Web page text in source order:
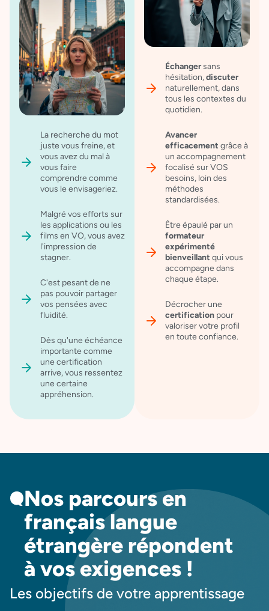
La recherche du mot
juste vous freine, et
vous avez du mal à
vous faire
comprendre comme
vous le envisageriez.
Malgré vos efforts sur
les applications ou les
films en VO, vous avez
l'impression de
stagner.
C'est pesant de ne
pas pouvoir partager
vos pensées avec
fluidité.
Dès qu'une échéance
importante comme
une certification
arrive, vous ressentez
une certaine
appréhension.
Échangersans
hésitation,discuter
naturellement, dans
tous les contextes du
quotidien.
Avancer
efficacement grâce à
un accompagnement
focalisé sur VOS
besoins, loin des
méthodes
standardisées.
Être épaulé par un
formateur
expérimenté
bienveillant qui vous
accompagne dans
chaque étape.
Décrocher une
certification pour
valoriser votre profil
en toute confiance.
Nos parcours en
français langue
étrangère répondent
à vos exigences !
Les objectifs de votre apprentissage